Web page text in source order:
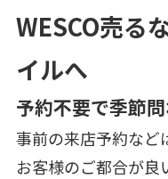
WESCO売る
イルへ
予約不要で季節
事前の来店予約など
お客様のご都合が良